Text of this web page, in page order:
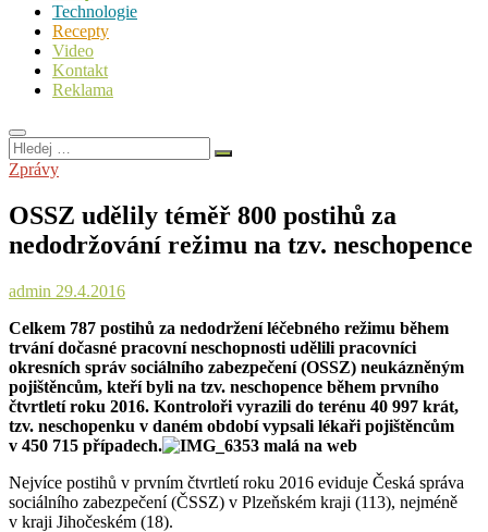
Technologie
Recepty
Video
Kontakt
Reklama
Hledej
…
Zprávy
OSSZ udělily téměř 800 postihů za
nedodržování režimu na tzv. neschopence
admin 29.4.2016
Celkem 787 postihů za nedodržení léčebného režimu během
trvání dočasné pracovní neschopnosti udělili pracovníci
okresních správ sociálního zabezpečení (OSSZ) neukázněným
pojištěncům, kteří byli na tzv. neschopence během prvního
čtvrtletí roku 2016. Kontroloři vyrazili do terénu 40 997 krát,
tzv. neschopenku v daném období vypsali lékaři pojištěncům
v 450 715 případech.
Nejvíce postihů v prvním čtvrtletí roku 2016 eviduje Česká správa
sociálního zabezpečení (ČSSZ) v Plzeňském kraji (113), nejméně
v kraji Jihočeském (18).